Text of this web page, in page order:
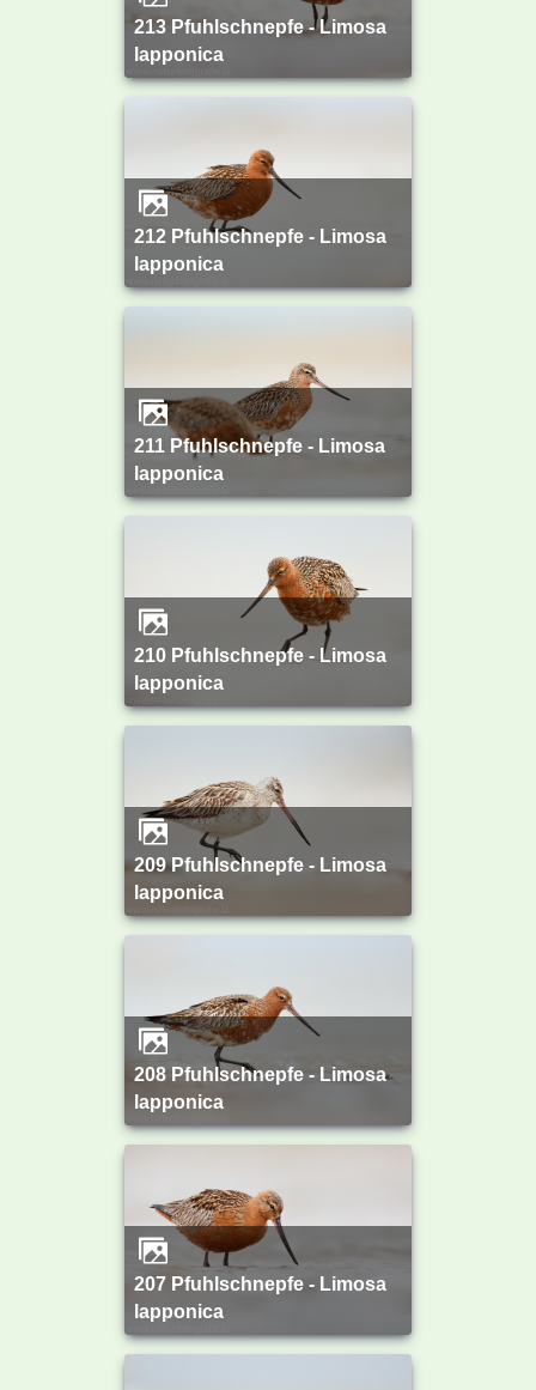
213 Pfuhlschnepfe - Limosa
lapponica
212 Pfuhlschnepfe - Limosa
lapponica
211 Pfuhlschnepfe - Limosa
lapponica
210 Pfuhlschnepfe - Limosa
lapponica
209 Pfuhlschnepfe - Limosa
lapponica
208 Pfuhlschnepfe - Limosa
lapponica
207 Pfuhlschnepfe - Limosa
lapponica